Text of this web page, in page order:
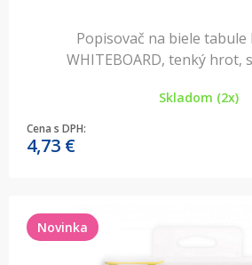
Popisovač na biele tabule
WHITEBOARD, tenký hrot,
Skladom (2x)
Cena s DPH:
4,73 €
Novinka